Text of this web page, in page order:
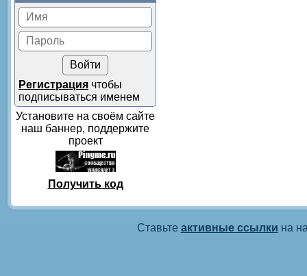
Регистрация чтобы
подписываться именем
Установите на своём сайте
наш баннер, поддержите
проект
Получить код
Ставьте активные ссылки на